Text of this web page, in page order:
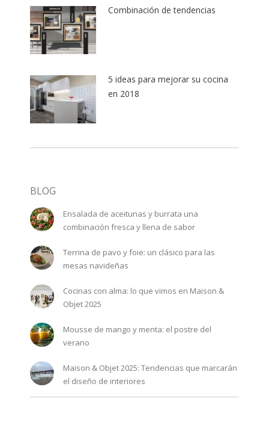
Combinación de tendencias
5 ideas para mejorar su cocina
en 2018
BLOG
Ensalada de aceitunas y burrata una
combinación fresca y llena de sabor
Terrina de pavo y foie: un clásico para las
mesas navideñas
Cocinas con alma: lo que vimos en Maison &
Objet 2025
Mousse de mango y menta: el postre del
verano
Maison & Objet 2025: Tendencias que marcarán
el diseño de interiores